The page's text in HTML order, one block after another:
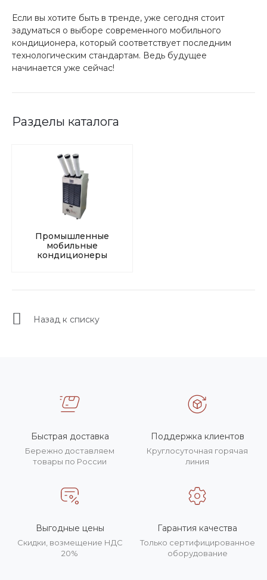
Если вы хотите быть в тренде, уже сегодня стоит
задуматься о выборе современного мобильного
кондиционера, который соответствует последним
технологическим стандартам. Ведь будущее
начинается уже сейчас!
Разделы каталога
Промышленные
мобильные
кондиционеры
Назад к списку
Быстрая доставка
Бережно доставляем
товары по России
Поддержка клиентов
Круглосуточная горячая
линия
Выгодные цены
Скидки, возмещение НДС
20%
Гарантия качества
Только сертифицированное
оборудование